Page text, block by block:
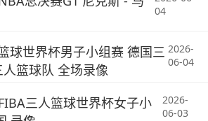
04
球世界杯男子小组赛 德国三
篮球队 全场录像
2026-
06-04
三人篮球世界杯女子小
2026-
06-03